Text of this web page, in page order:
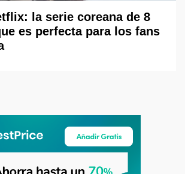
la serie coreana de 8
es perfecta para los fans